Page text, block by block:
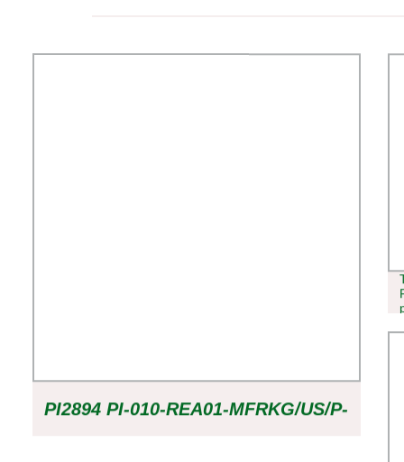
PI2894 PI-010-REA01-MFRKG/US/P-